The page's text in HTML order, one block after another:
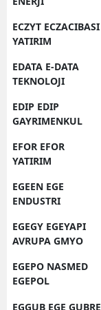
ECZYT ECZACIBASI
YATIRIM
EDATA E-DATA
TEKNOLOJI
EDIP EDIP
GAYRIMENKUL
EFOR EFOR
YATIRIM
EGEEN EGE
ENDUSTRI
EGEGY EGEYAPI
AVRUPA GMYO
EGEPO NASMED
EGEPOL
EGGUB EGE GUBRE